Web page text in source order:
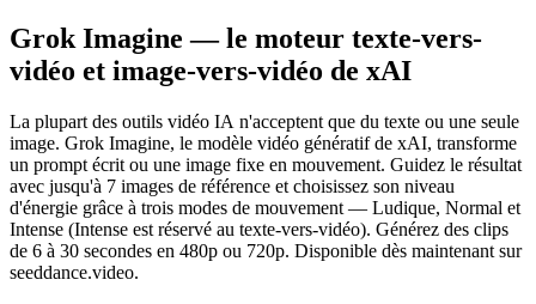
Grok Imagine — le moteur texte-vers-
vidéo et image-vers-vidéo de xAI
La plupart des outils vidéo IA n'acceptent que du texte ou une seule
image. Grok Imagine, le modèle vidéo génératif de xAI, transforme
un prompt écrit ou une image fixe en mouvement. Guidez le résultat
avec jusqu'à 7 images de référence et choisissez son niveau
d'énergie grâce à trois modes de mouvement — Ludique, Normal et
Intense (Intense est réservé au texte-vers-vidéo). Générez des clips
de 6 à 30 secondes en 480p ou 720p. Disponible dès maintenant sur
seeddance.video.